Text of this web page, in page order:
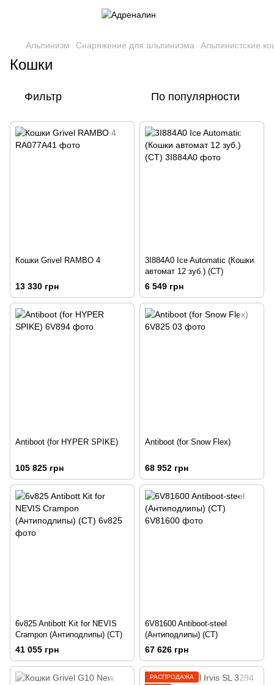
Альпинизм Снаряжение для альпинизма Альпинистские
Кошки
Фильтр По популярности
Кошки Grivel RAMBO 4
13 330 грн
3I884A0 Ice Automatic (Кошки
автомат 12 зуб.) (CT)
6 549 грн
Antiboot (for HYPER SPIKE)
105 825 грн
Antiboot (for Snow Flex)
68 952 грн
6v825 Antibott Kit for NEVIS
Crampon (Антиподлипы) (CT)
41 055 грн
6V81600 Antiboot-steel
(Антиподлипы) (CT)
67 626 грн
РАСПРОДАЖА